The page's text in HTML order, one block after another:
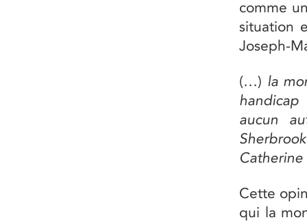
comme
situation
Joseph-
(…) la
aucun
Cette
qui la